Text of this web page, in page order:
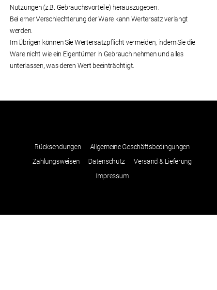
Nutzungen (z.B. Gebrauchsvorteile) herauszugeben.
Bei erner Verschlechterung der Ware kann Wertersatz verlangt
werden.
Im Übrigen können Sie Wertersatzpflicht vermeiden, indem Sie die
Ware nicht wie ein Eigentümer in Gebrauch nehmen und alles
unterlassen, was deren Wert beeinträchtigt.
Rücksendungen
Allgemeine Geschäftsbedingungen
Zahlungsweisen
Datenschutz
Versand & Lieferung
Impressum